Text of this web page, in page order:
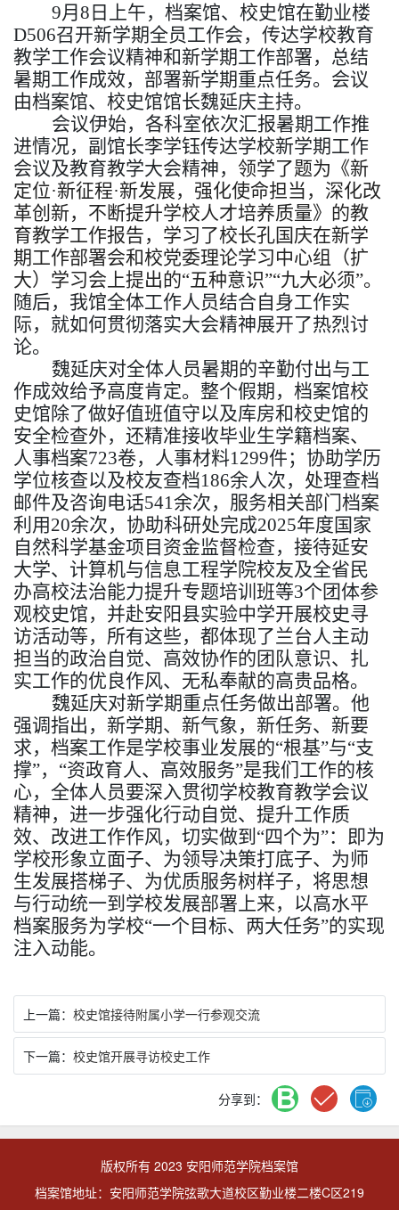
9月8日上午，档案馆、校史馆在勤业楼
D506召开新学期全员工作会，传达学校教育
教学工作会议精神和新学期工作部署，总结
暑期工作成效，部署新学期重点任务。 会议
由档案馆、校史馆馆长魏延庆主持。
会议伊始，各科室依次汇报暑期工作推
进情况，副馆长李学钰传达学校新学期工作
会议及教育教学大会精神， 领学了题为《新
定位·新征程·新发展， 强化使命担当 ， 深化改
革创新， 不断提升学校人才培养质量》的教
育教学工作报告，学习了校长孔国庆在新学
期工作部署会和校党委理论学习中心组（扩
大）学习会上提出的“五种意识”“九大必须”。
随后，我馆全体工作人员结合自身工作实
际，就如何贯彻落实大会精神展开了热烈讨
论。
魏延庆对全体人员暑期的辛勤付出与工
作成效给予高度肯定。整个假期，档案馆校
史馆除了做好值班值守以及库房和校史馆的
安全检查外，还精准接收毕业生学籍档案、
人事档案723卷， 人事材料1299件； 协助学历
学位核查以及校友查档186余人次， 处理查档
邮件及咨询电话541余次，服务相关部门档案
利用 20余次， 协助科研处完成2025年度国家
自然科学基金项目资金监督检查， 接待延安
大学、计算机与信息工程学院校友及全省民
办高校法治能力提升专题培训班等3个团体参
观校史馆，并赴安阳县实验中学开展校史寻
访活动等，所有这些，都体现了兰台人主动
担当的政治自觉、高效协作的团队意识、扎
实工作的优良作风、无私奉献的高贵品格。
魏延庆对新学期重点任务做出部署。他
强调指出，新学期、新气象，新任务、新要
求，档案工作是学校事业发展的“根基”与“支
撑”，“资政育人、高效服务”是我们工作的核
心，全体人员要深入贯彻学校教育教学会议
精神，进一步强化行动自觉、提升工作质
效、改进工作作风， 切实做到 “四个为”：即为
学校形象立面子、为领导决策打底子、为师
生发展搭梯子、为优质服务树样子， 将思想
与行动统一到学校发展部署上来，以高水平
档案服务为学校“一个目标、两大任务”的实现
注入动能。
上一篇： 校史馆接待附属小学一行参观交流
下一篇： 校史馆开展寻访校史工作
分享到：
版权所有 2023 安阳师范学院档案馆
档案馆地址：安阳师范学院弦歌大道校区勤业楼二楼C区219